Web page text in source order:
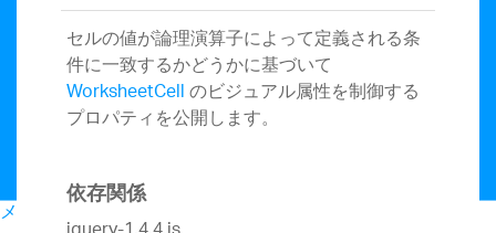
メニュー
セルの値が論理演算子によって定義される条
件に一致するかどうかに基づいて
WorksheetCellのビジュアル属性を制御する
プロパティを公開します。
依存関係